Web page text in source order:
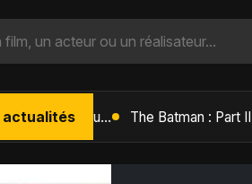
actualités L'Âge de Glace : Le Réveil du Volcan – Manny, Sid et Diego de retour pour une aventure explosive